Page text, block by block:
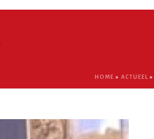
HOME » ACTUEEL »